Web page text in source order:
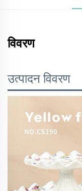
विवरण
उत्पादन विवरण